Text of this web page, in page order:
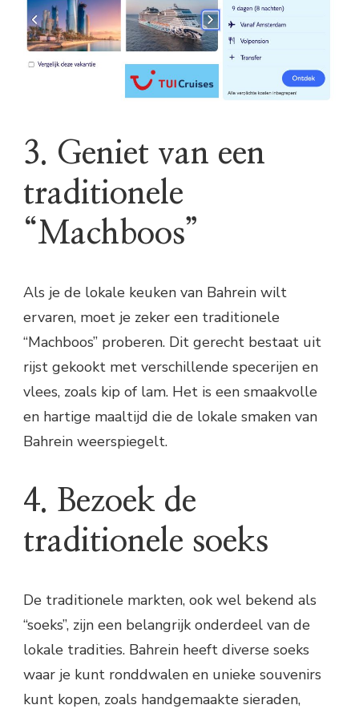
3. Geniet van een
traditionele
“Machboos”
Als je de lokale keuken van Bahrein wilt
ervaren, moet je zeker een traditionele
“Machboos” proberen. Dit gerecht bestaat uit
rijst gekookt met verschillende specerijen en
vlees, zoals kip of lam. Het is een smaakvolle
en hartige maaltijd die de lokale smaken van
Bahrein weerspiegelt.
4. Bezoek de
traditionele soeks
De traditionele markten, ook wel bekend als
“soeks”, zijn een belangrijk onderdeel van de
lokale tradities. Bahrein heeft diverse soeks
waar je kunt ronddwalen en unieke souvenirs
kunt kopen, zoals handgemaakte sieraden,